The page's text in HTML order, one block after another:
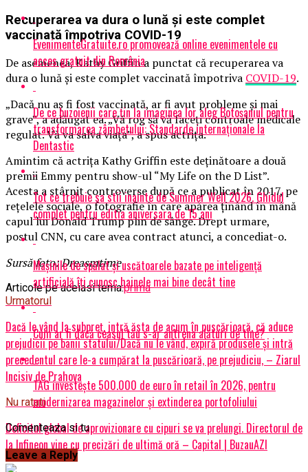
Recuperarea va dura o lună şi este complet
vaccinată împotriva COVID-19
De asemenea, Kathy Griffin a punctat că recuperarea va
dura o lună şi este complet vaccinată împotriva COVID-19.
„Dacă nu aş fi fost vaccinată, ar fi avut probleme şi mai
grave”, a adăugat ea. „Vă rog să vă faceţi controale medicale
regulat. Vă va salva viaţa”, a spus actrița.
Amintim că actriţa Kathy Griffin este deţinătoare a două
premii Emmy pentru show-ul “My Life on the D List”.
Acesta a stârnit controverse după ce a publicat în 2017, pe
reţelele sociale, o fotografie în care apărea ţinând în mână
capul lui Donald Trump plin de sânge. Drept urmare,
postul CNN, cu care avea contract atunci, a concediat-o.
Sursă foto: Dreasmtime
Articole pe aceiasi tema:prima
Urmatorul
Dacă le vând la subpreț, intră ăsta de acum în puscărioară, că aduce
prejudicii pe banii statului/Dacă nu le vând, expiră produsele și intră
precedentul care le-a cumpărat la puscărioară, pe prejudiciu, – Ziarul
Incisiv de Prahova
Nu ratati
Deficitul global de aprovizionare cu cipuri se va prelungi. Directorul de
la Infineon vine cu precizări de ultimă oră – Capital | BuzauAZI
EvenimenteGratuite.ro promovează online evenimentele cu
acces gratuit din România
De ce buzoienii care țin la imaginea lor aleg Botoșaniul pentru
transformarea zâmbetului: Standarde internaționale la
Dentastic
Tot ce trebuie sa stii inainte de Summer Well 2026. Ghidul
complet pentru editia aniversara de 15 ani
Mașinile de spălat și uscătoarele bazate pe inteligență
artificială îți cunosc hainele mai bine decât tine
Cum ar fi dacă ceasul tău s-ar antrena alături de tine?
TAG investește 500.000 de euro în retail în 2026, pentru
modernizarea magazinelor și extinderea portofoliului
Comenteaza si tu
Leave a Reply